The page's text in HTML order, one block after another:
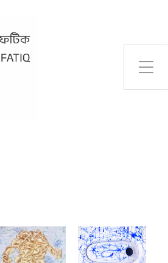
Toggle Side Menu